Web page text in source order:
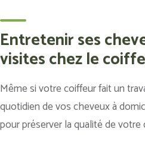
Entretenir ses
visites chez le
Même si votre coiffeur fait un
quotidien de vos cheveux à
pour préserver la qualité de